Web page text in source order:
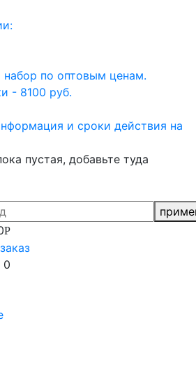
набор по оптовым ценам.
- 8100 руб.
и сроки действия на
пустая, добавьте туда
Р
0